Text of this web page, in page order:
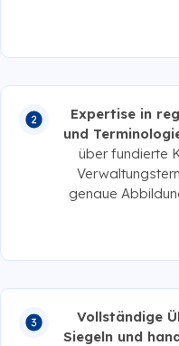
Expertise in
und
über fundierte
genaue
Vollständige
Siegeln und